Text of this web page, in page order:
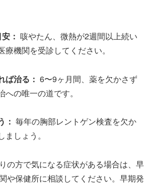
： 咳やたん、微熱が2週間以上続い
療機関を受診してください。
ば治る： 6〜9ヶ月間、薬を欠かさず
への唯一の道です。
： 毎年の胸部レントゲン検査を欠か
しょう。
の方で気になる症状がある場合は、早
や保健所に相談してください。早期発